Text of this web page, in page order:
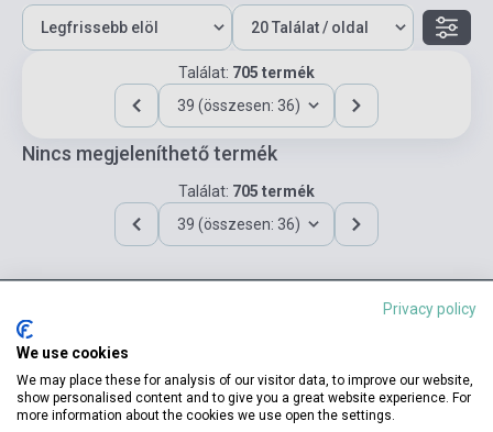
Találat: 705 termék
39 (összesen: 36)
Nincs megjeleníthető termék
Találat: 705 termék
39 (összesen: 36)
Elérhetőségeink
Privacy policy
We use cookies
We may place these for analysis of our visitor data, to improve our website,
show personalised content and to give you a great website experience. For
more information about the cookies we use open the settings.